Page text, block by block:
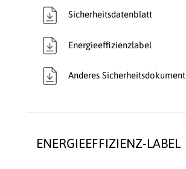
Sicherheitsdatenblatt
Energieeffizienzlabel
Anderes Sicherheitsdokument
ENERGIEEFFIZIENZ-LABEL